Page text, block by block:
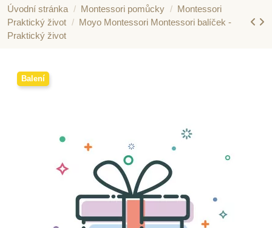
Úvodní stránka Montessori pomůcky
Montessori
Praktický život
Moyo Montessori Montessori balíček -
Praktický život
Balení